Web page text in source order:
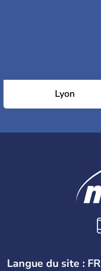
Lyon
Langue du site : FR